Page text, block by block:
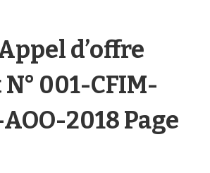
d’offre
001-CFIM-
2018 Page